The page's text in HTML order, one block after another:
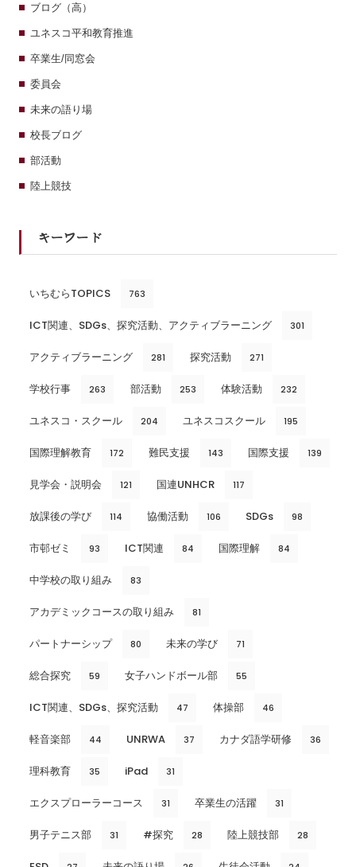
ブログ（高）
ユネスコ平和教育推進
卒業生/同窓会
委員会
未来の語り場
校長ブログ
部活動
陸上競技
キーワード
いちむらTOPICS 763
ICT関連、SDGs、探究活動、アクティブラーニング 301
アクティブラーニング 281 探究活動 271
学校行事 263 部活動 253 体験活動 232
ユネスコ・スクール 204 ユネスコスクール 195
国際理解教育 172 難民支援 143 国際支援 139
見学会・説明会 121 国連UNHCR 117
放課後の学び 114 協働活動 106 SDGs 98
市邨ゼミ 93 ICT関連 84 国際理解 84
中学校の取り組み 83
アカデミックコースの取り組み 81
パートナーシップ 80 未来の学び 71
総合探究 59 女子ハンドボール部 55
ICT関連、SDGs、探究活動 47 体操部 46
軽音楽部 44 UNRWA 37 カナダ語学研修 36
理科教育 35 iPad 31
エクスプローラーコース 31 卒業生の活躍 31
男子テニス部 31 #探究 28 陸上競技部 28